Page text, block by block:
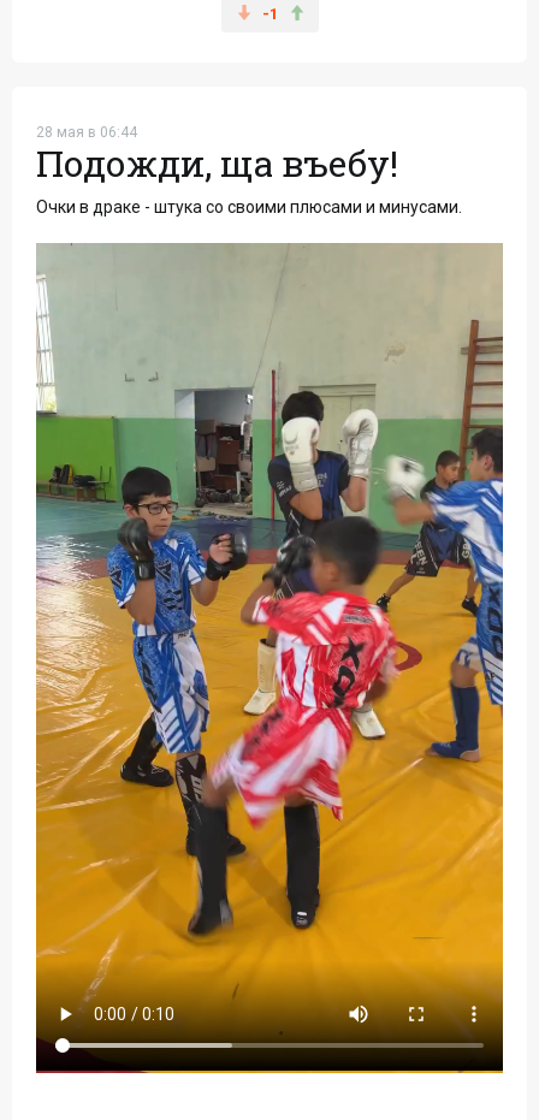
-1
28 мая в 06:44
Подожди, ща въебу!
Очки в драке - штука со своими плюсами и минусами.